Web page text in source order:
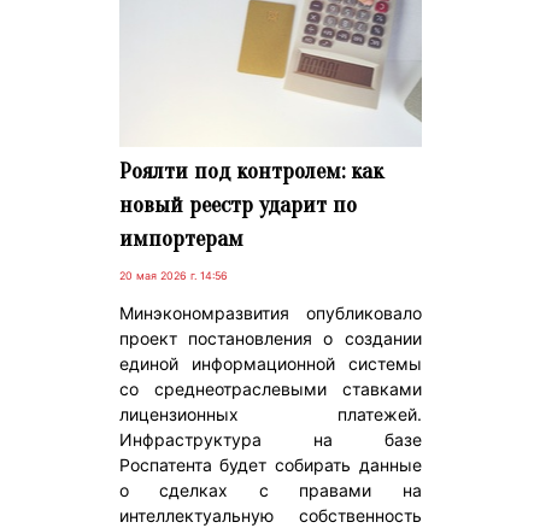
Роялти под контролем: как
новый реестр ударит по
импортерам
20 мая 2026 г. 14:56
Минэкономразвития опубликовало
проект постановления о создании
единой информационной системы
со среднеотраслевыми ставками
лицензионных платежей.
Инфраструктура на базе
Роспатента будет собирать данные
о сделках с правами на
интеллектуальную собственность